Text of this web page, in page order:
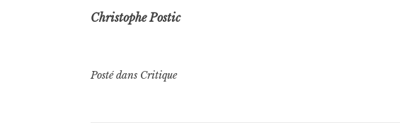
Christophe Postic
Posté dans Critique